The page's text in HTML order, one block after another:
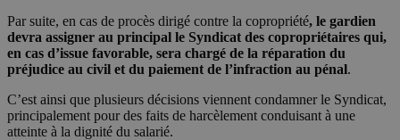
Par suite, en cas de procès dirigé contre la copropriété, le gardien
devra assigner au principal le Syndicat des copropriétaires qui,
en cas d’issue favorable, sera chargé de la réparation du
préjudice au civil et du paiement de l’infraction au pénal.
C’est ainsi que plusieurs décisions viennent condamner le Syndicat,
principalement pour des faits de harcèlement conduisant à une
atteinte à la dignité du salarié.